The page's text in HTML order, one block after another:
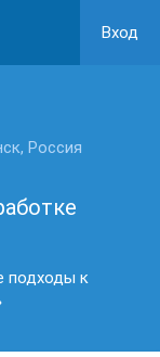
Вход
Россия
подходы к